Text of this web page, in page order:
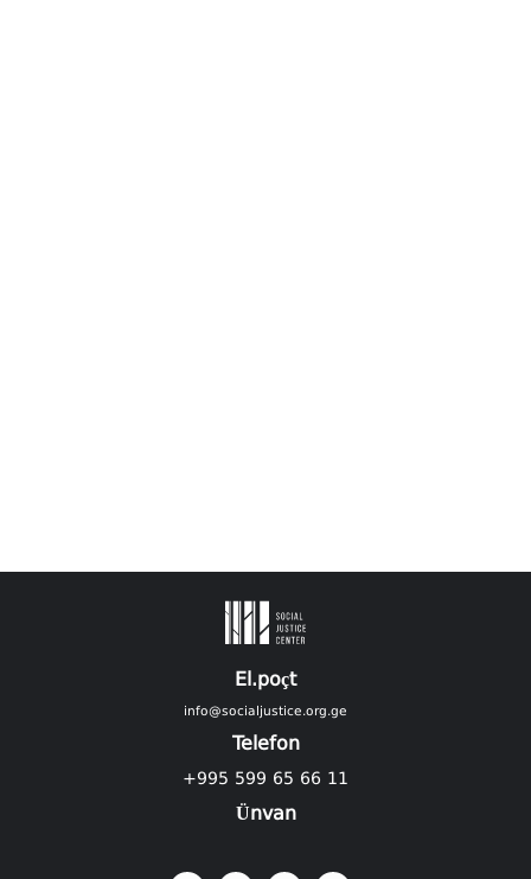
El.poçt
info@socialjustice.org.ge
Telefon
+995 599 65 66 11
Ünvan